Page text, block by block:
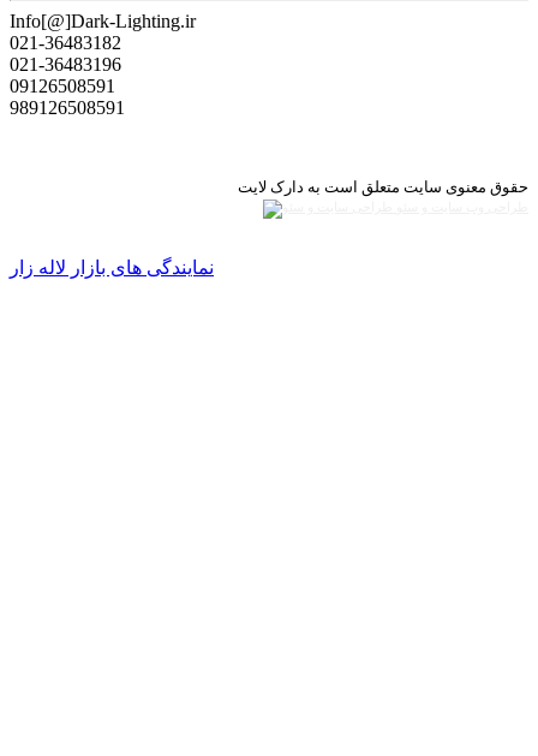
Info[@]Dark-Lighting.ir
021-36483182
021-36483196
09126508591
989126508591
حقوق معنوی سایت متعلق است به دارک لایت
نمایندگی های بازار لاله زار